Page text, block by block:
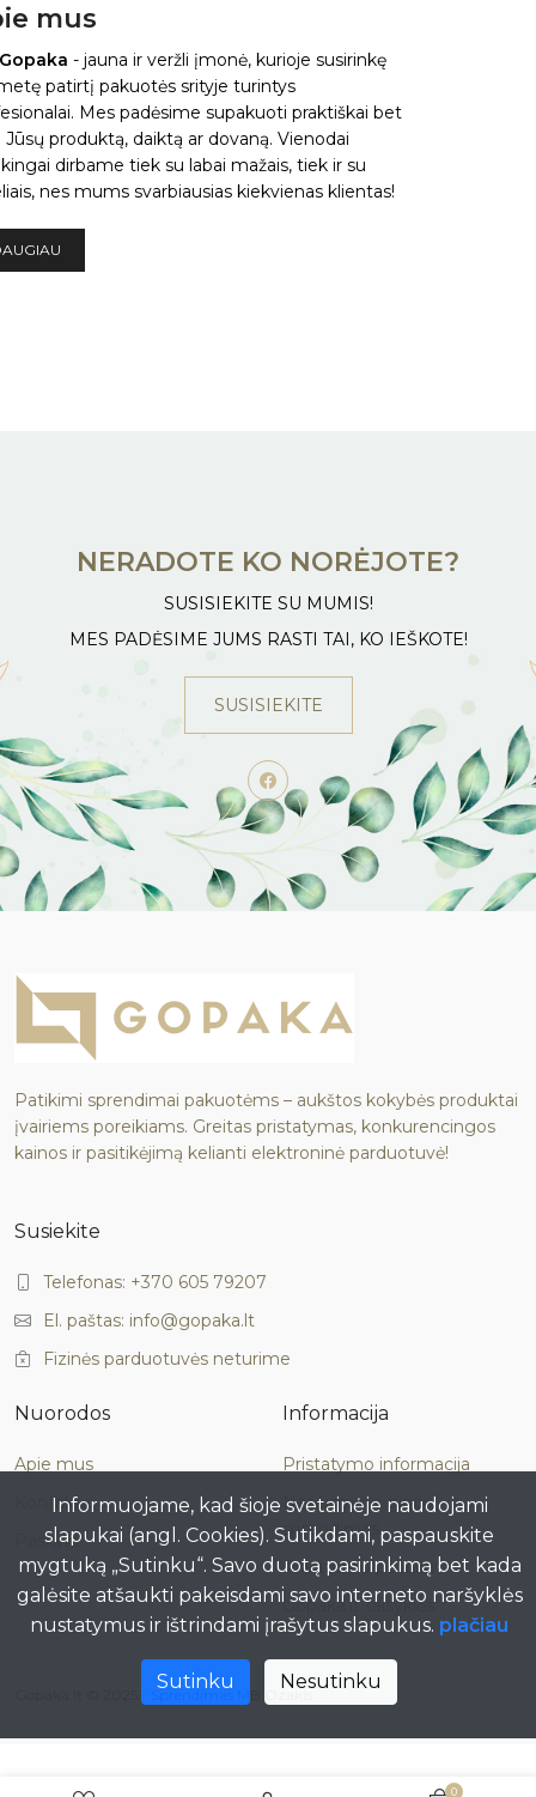
0
mus
- jauna ir veržli įmonė, kurioje susirinkę
patirtį pakuotės srityje turintys
Mes padėsime supakuoti praktiškai bet
produktą, daiktą ar dovaną. Vienodai
dirbame tiek su labai mažais, tiek ir su
nes mums svarbiausias kiekvienas klientas!
NERADOTE KO NORĖJOTE?
SUSISIEKITE SU MUMIS!
MES PADĖSIME JUMS RASTI TAI, KO IEŠKOTE!
SUSISIEKITE
Patikimi sprendimai pakuotėms – aukštos kokybės produktai
įvairiems poreikiams. Greitas pristatymas, konkurencingos
kainos ir pasitikėjimą kelianti elektroninė parduotuvė!
Susiekite
Telefonas: +370 605 79207
El. paštas: info@gopaka.lt
Fizinės parduotuvės neturime
Nuorodos
Apie mus
Kontaktai
Paskyra
Informacija
Pristatymo informacija
Neteisminis ginčo
sprendimas
Privatumo politika
Gopaka.lt taisyklės
Informuojame, kad šioje svetainėje naudojami
slapukai (angl. Cookies). Sutikdami, paspauskite
mygtuką „Sutinku“. Savo duotą pasirinkimą bet kada
galėsite atšaukti pakeisdami savo interneto naršyklės
nustatymus ir ištrindami įrašytus slapukus. plačiau
Sutinku Nesutinku